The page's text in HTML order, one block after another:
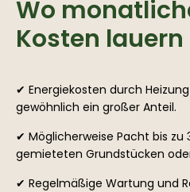
Wo
Kosten lauern
✔ Energiekosten durch
gewöhnlich ein großer Anteil.
✔ Möglicherweise Pacht bis
gemieteten Grundstücken
✔ Regelmäßige Wartung und